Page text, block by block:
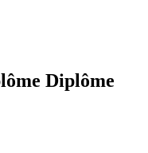
Diplôme